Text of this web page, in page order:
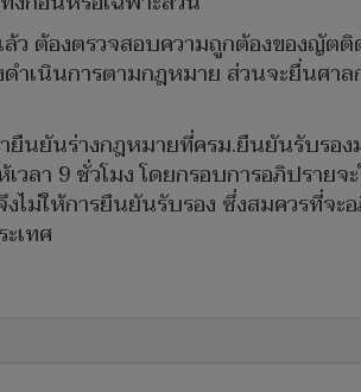
ว ต้องตรวจสอบความถูกต้องของญัต
เนินการตามกฎหมาย ส่วนจะยื่นศา
นยันร่างกฎหมายที่ครม.ยืนยันรับรอ
ลา 9 ชั่วโมง โดยกรอบการอภิปราย
ม่ให้การยืนยันรับรอง ซึ่งสมควรที่จะ
เทศ